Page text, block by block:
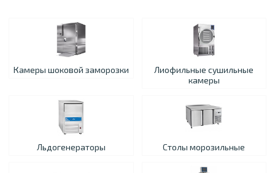
Камеры шоковой заморозки
Лиофильные сушильные
камеры
Льдогенераторы Столы морозильные